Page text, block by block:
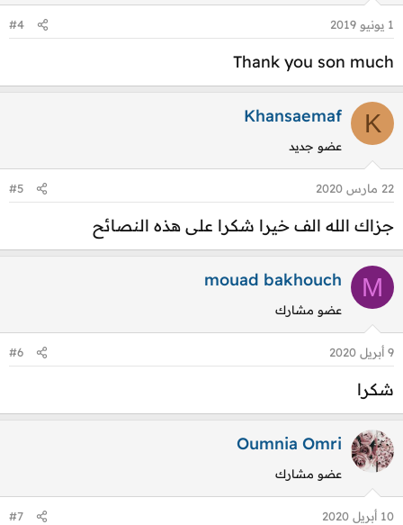
ع
ت
:
1 يونيو 2019 #4
Thank you son much
K
Khansaemaf
عضو جديد
22 مارس 2020 #5
جزاك الله الف خيرا شكرا على هذه النصائح
M
mouad bakhouch
عضو مشارك
9 أبريل 2020 #6
شكرا
Oumnia Omri
عضو مشارك
10 أبريل 2020 #7